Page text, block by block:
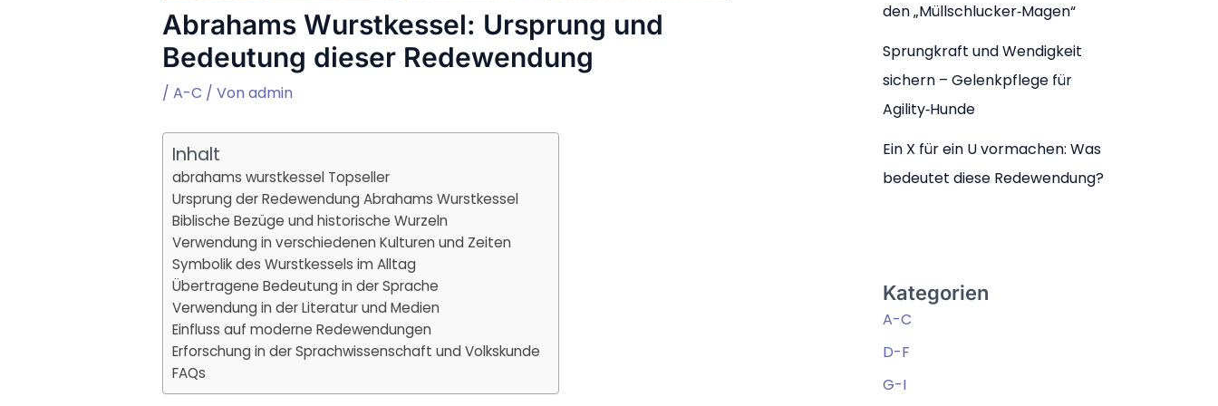
Abrahams Wurstkessel: Ursprung und
Bedeutung dieser Redewendung
/ A-C / Von admin
Inhalt
abrahams wurstkessel Topseller
Ursprung der Redewendung Abrahams Wurstkessel
Biblische Bezüge und historische Wurzeln
Verwendung in verschiedenen Kulturen und Zeiten
Symbolik des Wurstkessels im Alltag
Übertragene Bedeutung in der Sprache
Verwendung in der Literatur und Medien
Einfluss auf moderne Redewendungen
Erforschung in der Sprachwissenschaft und Volkskunde
FAQs
den „Müllschlucker‑Magen“
Sprungkraft und Wendigkeit
sichern – Gelenkpflege für
Agility‑Hunde
Ein X für ein U vormachen: Was
bedeutet diese Redewendung?
Kategorien
A-C
D-F
G-I